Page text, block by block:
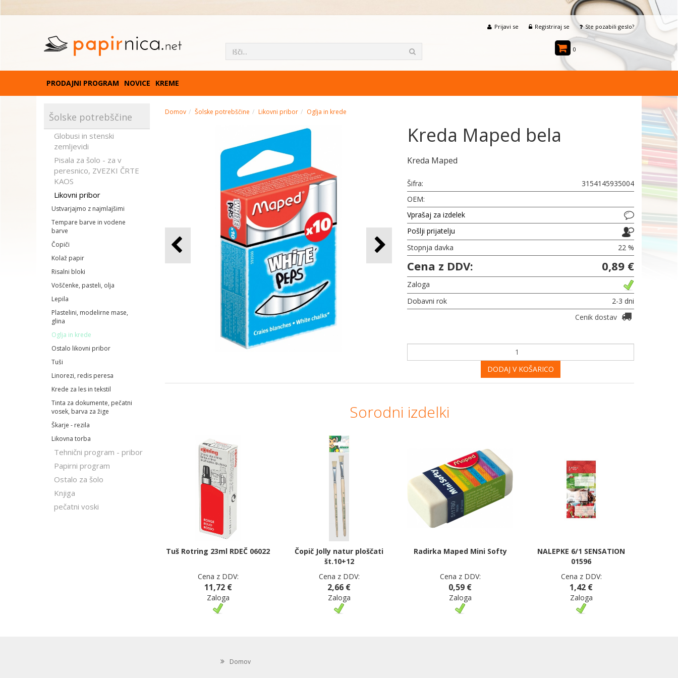
Prijavi se Registriraj se Ste pozabili geslo?
0
PRODAJNI PROGRAM NOVICE KREME
Šolske potrebščine
Globusi in stenski
zemljevidi
Pisala za šolo - za v
peresnico, ZVEZKI ČRTE
KAOS
Likovni pribor
Ustvarjajmo z najmlajšimi
Tempare barve in vodene
barve
Čopiči
Kolaž papir
Risalni bloki
Voščenke, pasteli, olja
Lepila
Plastelini, modelirne mase,
glina
Oglja in krede
Ostalo likovni pribor
Tuši
Linorezi, redis peresa
Krede za les in tekstil
Tinta za dokumente, pečatni
vosek, barva za žige
Škarje - rezila
Likovna torba
Tehnični program - pribor
Papirni program
Ostalo za šolo
Knjiga
pečatni voski
Domov Šolske potrebščine Likovni pribor Oglja in krede
Kreda Maped bela
Kreda Maped
Šifra:
3154145935004
OEM:
Vprašaj za izdelek
Pošlji prijatelju
Stopnja davka
22 %
Cena z DDV: 0,89 €
Zaloga
Dobavni rok
2-3 dni
Cenik dostav
DODAJ V KOŠARICO
Sorodni izdelki
Tuš Rotring 23ml RDEČ 06022
Cena z DDV:
11,72 €
Zaloga
Čopič Jolly natur ploščati
št.10+12
Cena z DDV:
2,66 €
Zaloga
Radirka Maped Mini Softy
Cena z DDV:
0,59 €
Zaloga
NALEPKE 6/1 SENSATION
01596
Cena z DDV:
1,42 €
Zaloga
Domov